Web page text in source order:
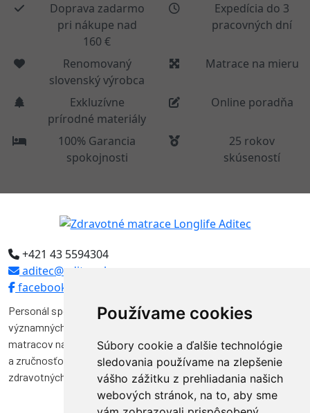
Používame cookies
Súbory cookie a ďalšie technológie
sledovania používame na zlepšenie
vášho zážitku z prehliadania našich
webových stránok, na to, aby sme
Doprava zadarmo
pri nákupe nad
160 €
Expedícia do 3
pracovných dní
Renomovaný
slovenský výrobca
Matrace na mieru
Exkluzívne
prírodné materiály
Online poradňa
100% Garancia
spokojnosti
25 rokov
skúseností
+421 43 5594304
aditec@aditec.sk
facebook
Personál spoločnosti Aditec tvoria odborníci, ktorí pôsobili vo
významných funkciách v niekoľkých spoločnostiach na výrobu
matracov na Slovensku. Svojimi vedomosťami, skúsenosťami
a zručnosťou značnou mierou prispeli k vývoju a kvalite výroby
zdravotných matracov na Slovensku.